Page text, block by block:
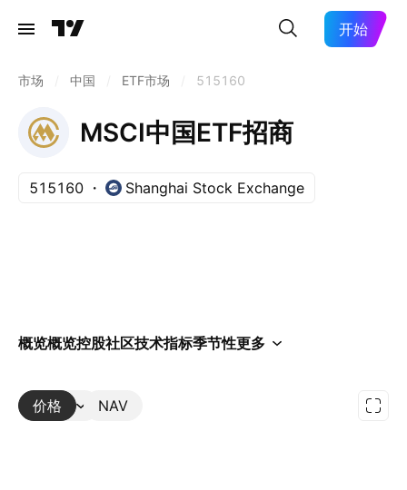
开始
市场 中国 ETF市场 515160
MSCI中国ETF招商
515160 Shanghai Stock Exchange
概览概览控股社区技术指标季节性更多
价格 NAV
更多